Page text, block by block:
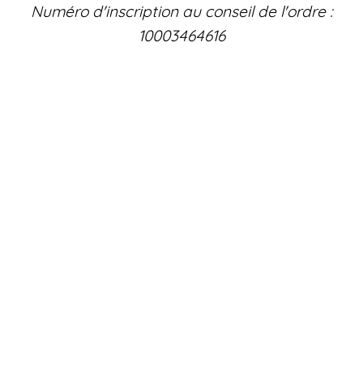
Numéro d'inscription au conseil de l'ordre :
10003464616